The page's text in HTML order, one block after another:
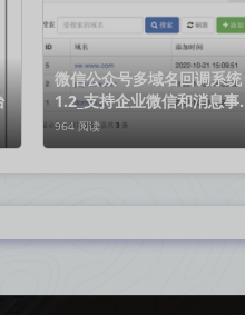
微信公众号多域名回调系统
1.2_支持企业微信和消息事
转发
964 阅读